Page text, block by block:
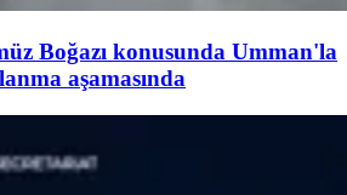
Boğazı konusunda Umman'la
aşamasında